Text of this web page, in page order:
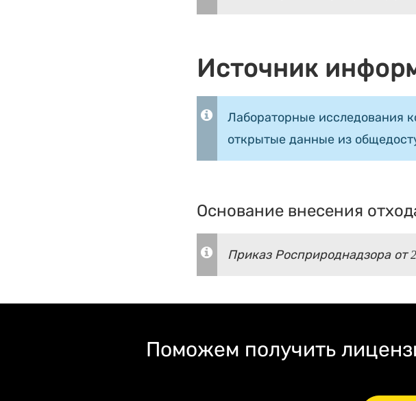
Источник
Лабораторные исследования
открытые данные из
Основание внесения
Приказ Росприроднадзора от
Поможем получить